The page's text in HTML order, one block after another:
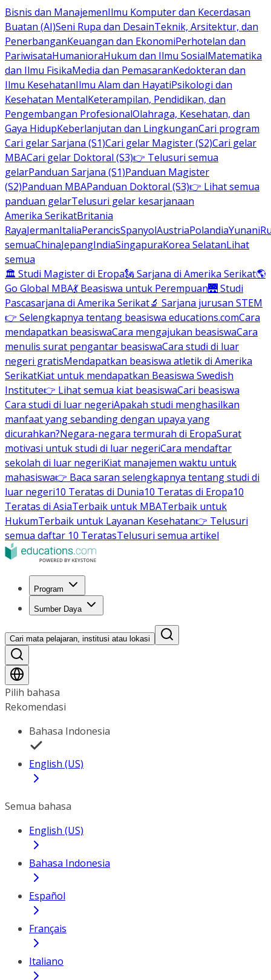
Bisnis dan ManajemenIlmu Komputer dan Kecerdasan
Buatan (AI)Seni Rupa dan DesainTeknik, Arsitektur, dan
PenerbanganKeuangan dan EkonomiPerhotelan dan
PariwisataHumanioraHukum dan Ilmu SosialMatematika
dan Ilmu FisikaMedia dan PemasaranKedokteran dan
Ilmu KesehatanIlmu Alam dan HayatiPsikologi dan
Kesehatan MentalKeterampilan, Pendidikan, dan
Pengembangan ProfesionalOlahraga, Kesehatan, dan
Gaya HidupKeberlanjutan dan LingkunganCari program
Cari gelar Sarjana (S1)Cari gelar Magister (S2)Cari gelar
MBACari gelar Doktoral (S3)👉 Telusuri semua
gelarPanduan Sarjana (S1)Panduan Magister
(S2)Panduan MBAPanduan Doktoral (S3)👉 Lihat semua
panduan gelarTelusuri gelar kesarjanaan
Amerika SerikatBritania
RayaJermanItaliaPerancisSpanyolAustriaPolandiaYunani
semuaChinaJepangIndiaSingapuraKorea SelatanLihat
semua
🏛 Studi Magister di Eropa🗽 Sarjana di Amerika Serikat🌎
Go Global MBA💃 Beasiswa untuk Perempuan🌉 Studi
Pascasarjana di Amerika Serikat🔬 Sarjana jurusan STEM
👉 Selengkapnya tentang beasiswa educations.comCara
mendapatkan beasiswaCara mengajukan beasiswaCara
menulis surat pengantar beasiswaCara studi di luar
negeri gratisMendapatkan beasiswa atletik di Amerika
SerikatKiat untuk mendapatkan Beasiswa Swedish
Institute👉 Lihat semua kiat beasiswaCari beasiswa
Cara studi di luar negeriApakah studi menghasilkan
manfaat yang sebanding dengan upaya yang
dicurahkan?Negara-negara termurah di EropaSurat
motivasi untuk studi di luar negeriCara mendaftar
sekolah di luar negeriKiat manajemen waktu untuk
mahasiswa👉 Baca saran selengkapnya tentang studi di
luar negeri10 Teratas di Dunia10 Teratas di Eropa10
Teratas di AsiaTerbaik untuk MBATerbaik untuk
HukumTerbaik untuk Layanan Kesehatan👉 Telusuri
semua daftar 10 TeratasTelusuri semua artikel
Program
Sumber Daya
Cari mata pelajaran, institusi atau lokasi
Pilih bahasa
Rekomendasi
Bahasa Indonesia
English (US)
Semua bahasa
English (US)
Bahasa Indonesia
Español
Français
Italiano